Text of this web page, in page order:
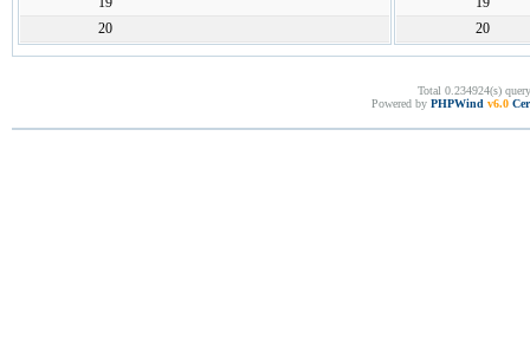
20
20
Total 0.234924(s)
Powered by PHPWind v6.0